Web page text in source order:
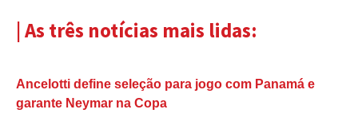
| As três notícias mais lidas:
Ancelotti define seleção para jogo com Panamá e
garante Neymar na Copa